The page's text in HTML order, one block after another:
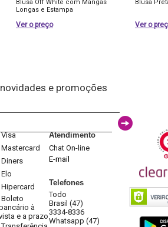
Blusa Off White com Mangas
Longas e Estampa
Ver o preço
Blusa
Ver o
e promoções
Visa
Mastercard
Diners
Elo
Hipercard
Boleto
bancário à
e a prazo
Atendimento
Chat On-line
E-mail
Telefones
Todo
Brasil (47)
3334-8336
Whatsapp (47)